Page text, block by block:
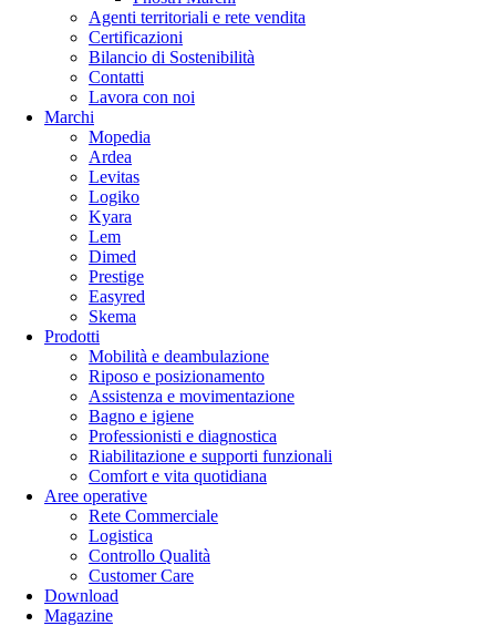
Agenti territoriali e rete vendita
Certificazioni
Bilancio di Sostenibilità
Contatti
Lavora con noi
Marchi
Mopedia
Ardea
Levitas
Logiko
Kyara
Lem
Dimed
Prestige
Easyred
Skema
Prodotti
Mobilità e deambulazione
Riposo e posizionamento
Assistenza e movimentazione
Bagno e igiene
Professionisti e diagnostica
Riabilitazione e supporti funzionali
Comfort e vita quotidiana
Aree operative
Rete Commerciale
Logistica
Controllo Qualità
Customer Care
Download
Magazine